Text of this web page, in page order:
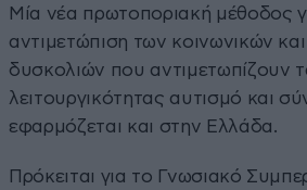
Μία νέα πρωτοποριακή μέθοδος
αντιμετώπιση των κοινωνικών
δυσκολιών που αντιμετωπίζουν
λειτουργικότητας αυτισμό και
εφαρμόζεται και στην Ελλάδα.
Πρόκειται για το Γνωσιακό